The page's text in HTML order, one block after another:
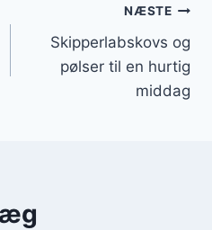
NÆSTE
Skipperlabskovs og
pølser til en hurtig
middag